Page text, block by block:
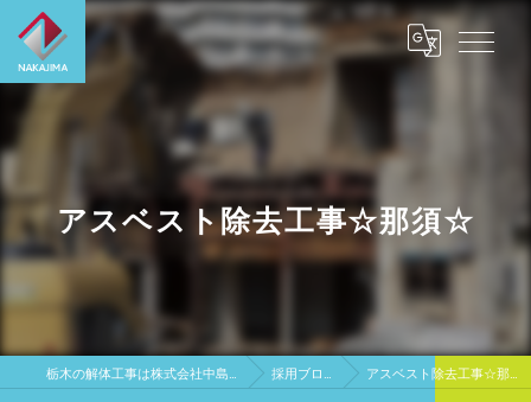
アスベスト除去工事☆那須☆
採用ブログ アスベスト除去工事☆那須☆